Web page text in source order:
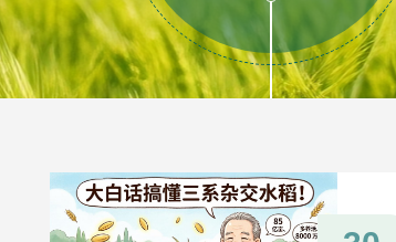
科技评价
团体标准
农业“火
科学普及